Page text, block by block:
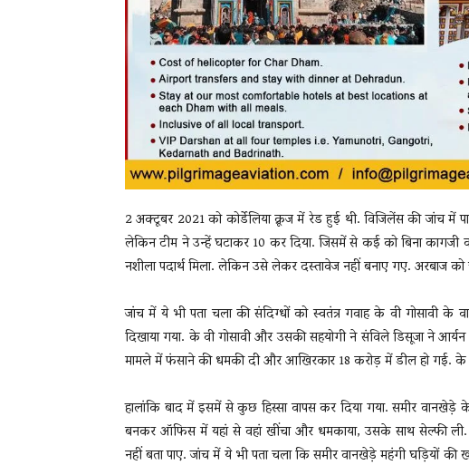
2 अक्टूबर 2021 को कोर्डेलिया क्रूज में रेड हुई थी. विजिलेंस की जांच में
लेकिन टीम ने उन्हें घटाकर 10 कर दिया. जिसमें से कई को बिना
नशीला पदार्थ मिला. लेकिन उसे लेकर दस्तावेज नहीं बनाए गए. अरबाज को
जांच में ये भी पता चला की संदिग्धों को स्वतंत्र गवाह के वी गोसावी के
दिखाया गया. के वी गोसावी और उसकी सहयोगी ने संविले डिसूजा ने
मामले में फंसाने की धमकी दी और आखिरकार 18 करोड़ में डील हो गई. के
हालांकि बाद में इसमें से कुछ हिस्सा वापस कर दिया गया. समीर
बनकर ऑफिस में यहां से वहां खींचा और धमकाया, उसके साथ सेल्फी ली.
नहीं बता पाए. जांच में ये भी पता चला कि समीर वानखेड़े महंगी घड़ियों